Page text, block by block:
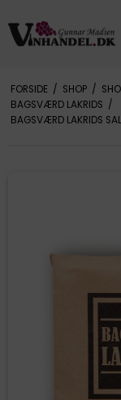
FORSIDE / SHOP /
BAGSVÆRD LAKRIDS /
BAGSVÆRD LAKRIDS